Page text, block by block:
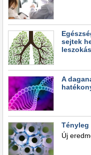
sejtek
A
Tényleg
Új